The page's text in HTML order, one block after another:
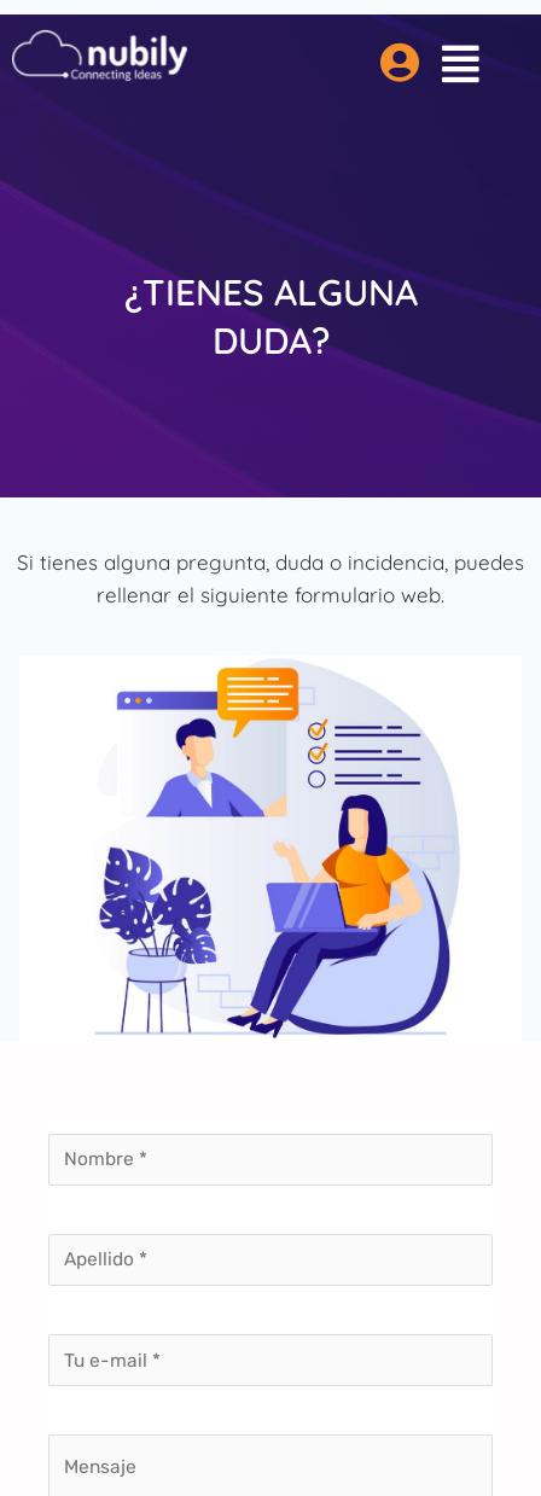
¿TIENES ALGUNA
DUDA?
Si tienes alguna pregunta, duda o incidencia, puedes
rellenar el siguiente formulario web.